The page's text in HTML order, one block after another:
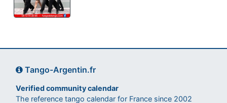
Tango-Argentin.fr
Verified community calendar
The reference tango calendar for France since 2002